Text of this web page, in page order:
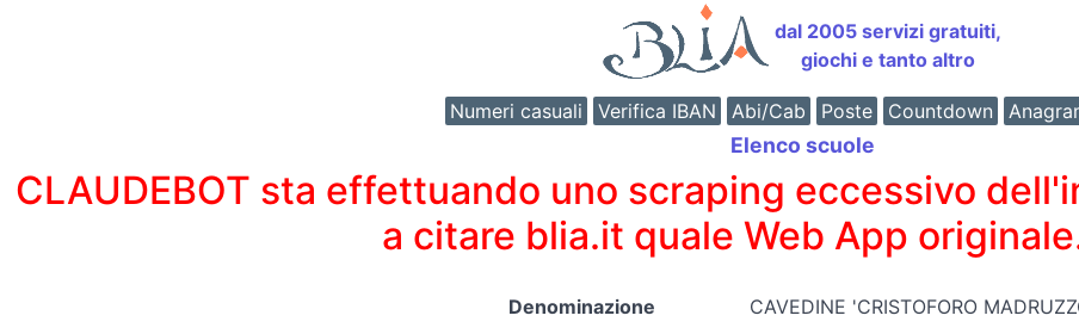
dal 2005 servizi gratuiti,
giochi e tanto altro
Numeri casuali Verifica IBAN Abi/Cab Poste Countdown
Elenco scuole
CLAUDEBOT sta effettuando uno scraping eccessivo
a citare blia.it quale Web App
Denominazione CAVEDINE 'CRISTOFORO